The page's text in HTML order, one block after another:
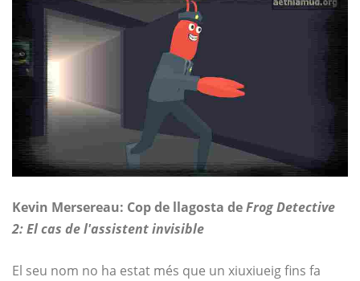
Kevin Mersereau: Cop de llagosta deFrog Detective
2: El cas de l'assistent invisible
El seu nom no ha estat més que un xiuxiueig fins fa